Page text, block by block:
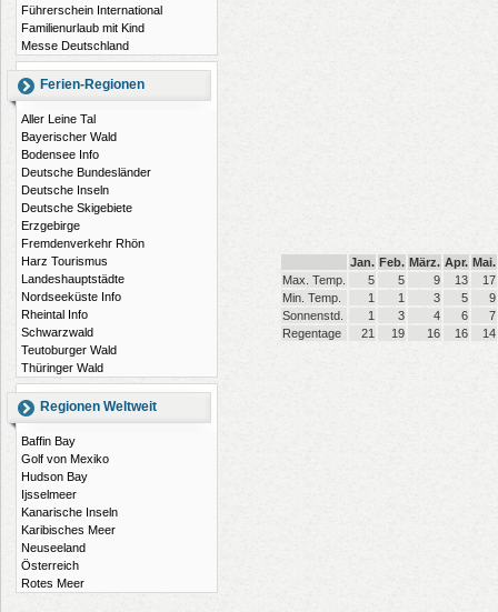
Führerschein International
Familienurlaub mit Kind
Messe Deutschland
Ferien-Regionen
Aller Leine Tal
Bayerischer Wald
Bodensee Info
Deutsche Bundesländer
Deutsche Inseln
Deutsche Skigebiete
Erzgebirge
Fremdenverkehr Rhön
Harz Tourismus
Landeshauptstädte
Nordseeküste Info
Rheintal Info
Schwarzwald
Teutoburger Wald
Thüringer Wald
Regionen Weltweit
Baffin Bay
Golf von Mexiko
Hudson Bay
Ijsselmeer
Kanarische Inseln
Karibisches Meer
Neuseeland
Österreich
Rotes Meer
Jan. Feb. März. Apr. Mai.
Max. Temp.
5 5 9 13
17
Min. Temp.
1 1 3 5
9
Sonnenstd.
1 3 4 6
7
Regentage
21 19 16 16 14